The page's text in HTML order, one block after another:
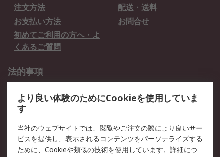
注文方法
配送・送料
お支払い方法
お問合せ
初めてご利用の方へ・よ
くあるご質問
法的事項
クッキーポリシー
RSについて
会社概要
採用情報
より良い体験のためにCookieを使用していま
す
当社のウェブサイトでは、閲覧やご注文の際により良いサー
ビスを提供し、表示されるコンテンツをパーソナライズする
ために、Cookieや類似の技術を使用しています。詳細につ